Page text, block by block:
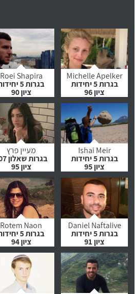
Michelle Apelker
בגרות 5 יחידות
ציון 96
לחץ לצפייה
בהמלצה
Roei Shapira
בגרות 5 יחידות
ציון 90
לחץ לצפייה
בהמלצה
Ishai Meir
בגרות 5 יחידות
ציון 95
לחץ לצפייה
בהמלצה
מעיין פרץ
בגרות שאלון 807
ציון 95
לחץ לצפייה
בהמלצה
Daniel Naftalive
בגרות 5 יחידות
ציון 91
לחץ לצפייה
בהמלצה
Rotem Naon
בגרות 5 יחידות
ציון 94
לחץ לצפייה
בהמלצה